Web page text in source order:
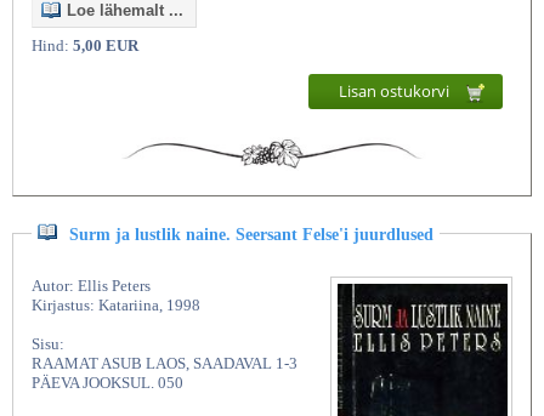
Loe lähemalt ...
Hind: 5,00 EUR
Lisan ostukorvi
Surm ja lustlik naine. Seersant Felse'i juurdlused
Autor: Ellis Peters
Kirjastus: Katariina, 1998
Sisu:
RAAMAT ASUB LAOS, SAADAVAL 1-3
PÄEVA JOOKSUL. 050